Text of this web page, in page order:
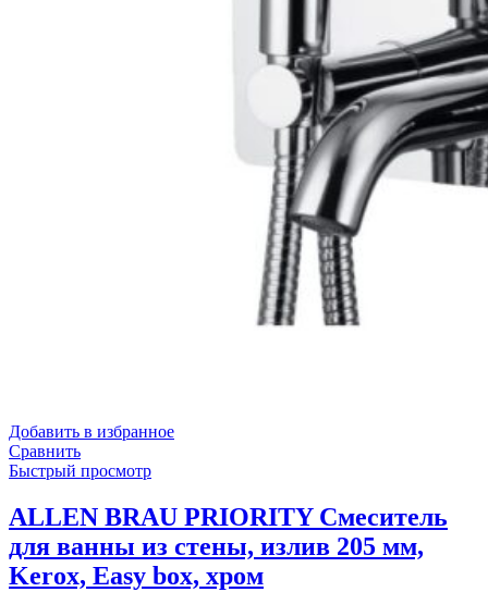
Добавить в избранное
Сравнить
Быстрый просмотр
ALLEN BRAU PRIORITY Cмеситель
для ванны из стены, излив 205 мм,
Kerox, Easy box, хром